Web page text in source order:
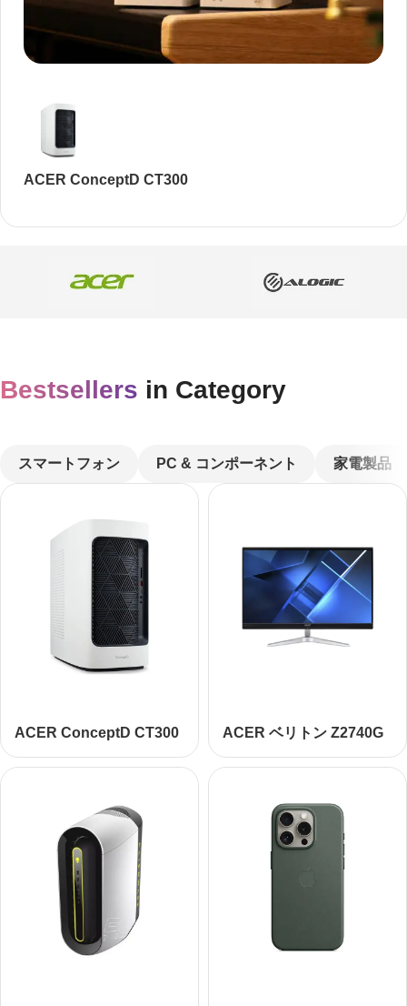
Only today
ACER ConceptD CT300
Bestsellers in Category
スマートフォン PC & コンポーネント 家電製品
ACER ConceptD CT300 ACER ベリトン Z2740G